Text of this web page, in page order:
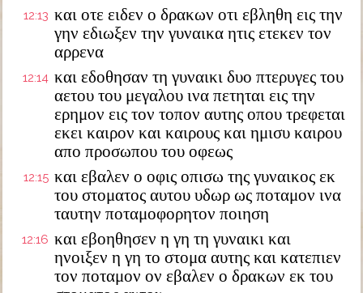
12:13 και οτε ειδεν ο δρακων οτι εβληθη εις την
γην εδιωξεν την γυναικα ητις ετεκεν τον
αρρενα
12:14 και εδοθησαν τη γυναικι δυο πτερυγες του
αετου του μεγαλου ινα πετηται εις την
ερημον εις τον τοπον αυτης οπου τρεφεται
εκει καιρον και καιρους και ημισυ καιρου
απο προσωπου του οφεως
12:15 και εβαλεν ο οφις οπισω της γυναικος εκ
του στοματος αυτου υδωρ ως ποταμον ινα
ταυτην ποταμοφορητον ποιηση
12:16 και εβοηθησεν η γη τη γυναικι και
ηνοιξεν η γη το στομα αυτης και κατεπιεν
τον ποταμον ον εβαλεν ο δρακων εκ του